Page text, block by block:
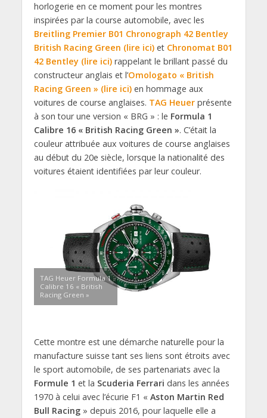
horlogerie en ce moment pour les montres
inspirées par la course automobile, avec les
Breitling Premier B01 Chronograph 42 Bentley
British Racing Green (lire ici)et Chronomat B01
42 Bentley (lire ici)rappelant le brillant passé du
constructeur anglais et l’Omologato « British
Racing Green » (lire ici)en hommage aux
voitures de course anglaises. TAG Heuerprésente
à son tour une version « BRG » : le Formula 1
Calibre 16 « British Racing Green ». C’était la
couleur attribuée aux voitures de course anglaises
au début du 20e siècle, lorsque la nationalité des
voitures étaient identifiées par leur couleur.
TAG Heuer Formula 1
Calibre 16 « British
Racing Green »
Cette montre est une démarche naturelle pour la
manufacture suisse tant ses liens sont étroits avec
le sport automobile, de ses partenariats avec la
Formule 1 et la Scuderia Ferrari dans les années
1970 à celui avec l’écurie F1 « Aston Martin Red
Bull Racing» depuis 2016, pour laquelle elle a